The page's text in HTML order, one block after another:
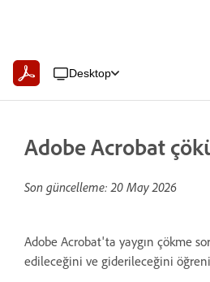
Desktop
Adobe Acrobat
Son güncelleme:20 May 2026
Adobe Acrobat'ta yaygın çökme
edileceğini ve giderileceğini